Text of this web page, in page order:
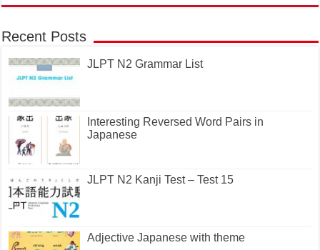
Recent Posts
JLPT N2 Grammar List
Interesting Reversed Word Pairs in
Japanese
JLPT N2 Kanji Test – Test 15
Adjective Japanese with theme